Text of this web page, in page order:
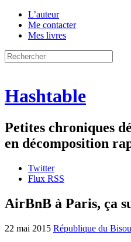
L’auteur
Me contacter
Mes livres
Hashtable
Petites chroniques
en décomposition
Twitter
Flux RSS
AirBnB à Paris, ça
22 mai 2015 République du